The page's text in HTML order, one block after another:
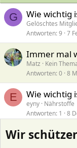
G Wie wichtig
Gelöschtes
Antworten 9 7
Immer mal
Matz
Kein
Antworten 0 8
E Wie wichtig
eyny Nährstoffe
Antworten 1 8
S Die
Wir